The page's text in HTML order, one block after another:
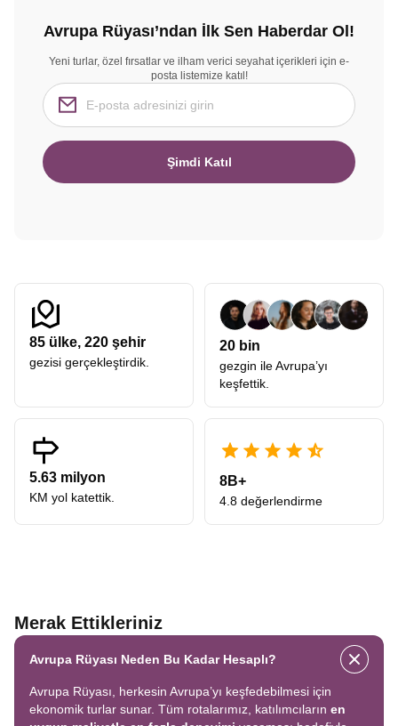
Avrupa Rüyası’ndan İlk Sen Haberdar Ol!
Yeni turlar, özel fırsatlar ve ilham verici seyahat içerikleri için e-
posta listemize katıl!
Şimdi Katıl
85 ülke, 220 şehir
gezisi gerçekleştirdik.
20 bin
gezgin ile Avrupa’yı
keşfettik.
5.63 milyon
KM yol katettik.
8B+
4.8 değerlendirme
Merak Ettikleriniz
Avrupa Rüyası Neden Bu Kadar Hesaplı?
Avrupa Rüyası, herkesin Avrupa’yı keşfedebilmesi için
ekonomik turlar sunar. Tüm rotalarımız, katılımcıların en